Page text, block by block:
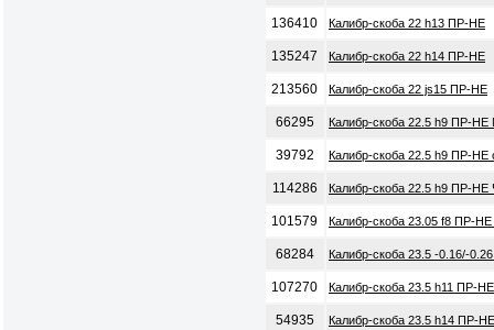
136410 Калибр-скоба 22 h13 ПР-НЕ
135247 Калибр-скоба 22 h14 ПР-НЕ
213560 Калибр-скоба 22 js15 ПР-НЕ
66295 Калибр-скоба 22.5 h9 ПР-
39792 Калибр-скоба 22.5 h9 ПР-НЕ
114286 Калибр-скоба 22.5 h9 ПР-НЕ
101579 Калибр-скоба 23.05 f8 ПР-
68284 Калибр-скоба 23.5 -0.16/-
107270 Калибр-скоба 23.5 h11 ПР-
54935 Калибр-скоба 23.5 h14 ПР-